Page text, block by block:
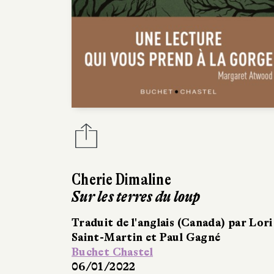
Cherie Dimaline
Sur les terres du loup
Traduit de l'anglais (Canada) par Lori
Saint-Martin et Paul Gagné
Buchet Chastel
06/01/2022